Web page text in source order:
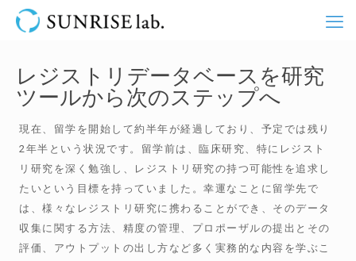
レジストリデータベースを研究
ツールから次のステップへ
現在、留学を開始して約半年が経過しており、予定では残り
2年半という状況です。留学前は、臨床研究、特にレジスト
リ研究を深く勉強し、レジストリ研究の持つ可能性を追求し
たいという目標を持っていました。幸運なことに留学先で
は、様々なレジストリ研究に携わることができ、そのデータ
収集に関する方法、精度の管理、プロポーザルの提出とその
評価、アウトプットの出し方など多く実務的な内容を学ぶこ